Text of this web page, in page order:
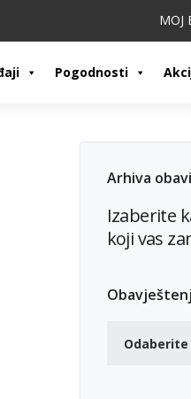
MOJ
Pogodnosti
Arhiva
Izaberite
koji vas